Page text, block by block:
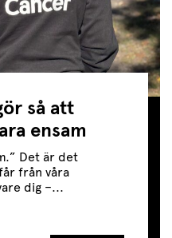
så att
ensam
Det är det
från våra
dig –...